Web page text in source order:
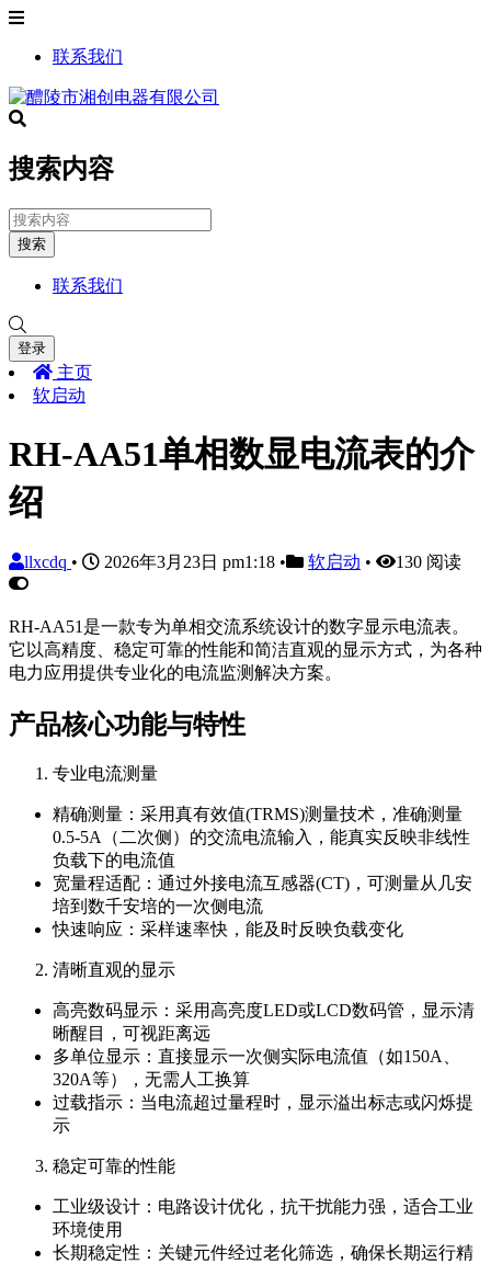
联系我们
搜索内容
搜索
联系我们
登录
主页
软启动
RH-AA51单相数显电流表的介
绍
llxcdq • 2026年3月23日 pm1:18 • 软启动 • 130 阅读
RH-AA51是一款专为单相交流系统设计的数字显示电流表。
它以高精度、稳定可靠的性能和简洁直观的显示方式，为各种
电力应用提供专业化的电流监测解决方案。
产品核心功能与特性
专业电流测量
精确测量：采用真有效值(TRMS)测量技术，准确测量
0.5-5A（二次侧）的交流电流输入，能真实反映非线性
负载下的电流值
宽量程适配：通过外接电流互感器(CT)，可测量从几安
培到数千安培的一次侧电流
快速响应：采样速率快，能及时反映负载变化
清晰直观的显示
高亮数码显示：采用高亮度LED或LCD数码管，显示清
晰醒目，可视距离远
多单位显示：直接显示一次侧实际电流值（如150A、
320A等），无需人工换算
过载指示：当电流超过量程时，显示溢出标志或闪烁提
示
稳定可靠的性能
工业级设计：电路设计优化，抗干扰能力强，适合工业
环境使用
长期稳定性：关键元件经过老化筛选，确保长期运行精